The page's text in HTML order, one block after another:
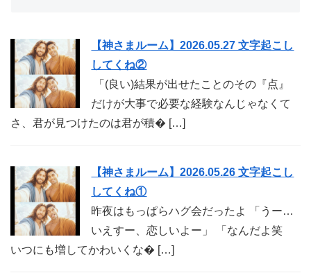
【神さまルーム】2026.05.27 文字起こし
してくね②
「(良い)結果が出せたことのその『点』
だけが大事で必要な経験なんじゃなくて
さ、君が見つけたのは君が積� […]
【神さまルーム】2026.05.26 文字起こし
してくね①
昨夜はもっぱらハグ会だったよ 「うー…
いえすー、恋しいよー」 「なんだよ笑
いつにも増してかわいくな� […]